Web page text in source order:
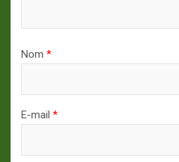
Nom *
E-mail *